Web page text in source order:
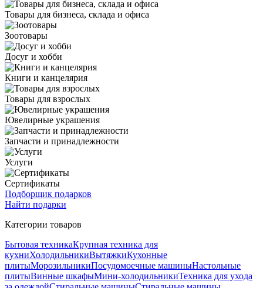
Товары для бизнеса, склада и офиса
Зоотовары
Досуг и хобби
Книги и канцелярия
Товары для взрослых
Ювелирные украшения
Запчасти и принадлежности
Услуги
Сертификаты
Подборщик подарков
Найти подарки
Категории товаров
Бытовая техникаКрупная техника для
кухниХолодильникиВытяжкиКухонные
плитыМорозильникиПосудомоечные машиныНастольные
плитыВинные шкафыМини-холодильникиТехника для ухода